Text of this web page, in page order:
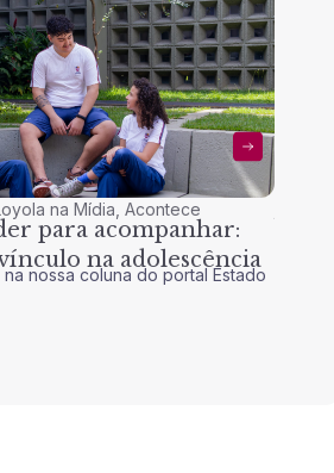
na Mídia ,Acontece
para acompanhar:
na adolescência
nossa coluna do portal Estado